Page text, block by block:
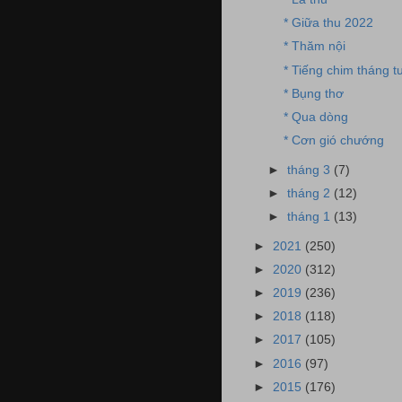
* Giữa thu 2022
* Thăm nội
* Tiếng chim tháng
* Bụng thơ
* Qua dòng
* Cơn gió chướng
►tháng 3 (7)
►tháng 2 (12)
►tháng 1 (13)
► 2021 (250)
► 2020 (312)
► 2019 (236)
► 2018 (118)
► 2017 (105)
► 2016 (97)
► 2015 (176)